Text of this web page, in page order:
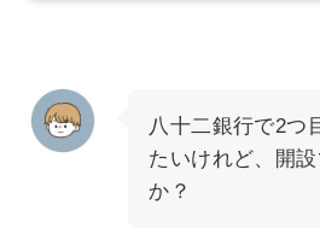
八十二銀行で2つ
たいけれど、開
か？